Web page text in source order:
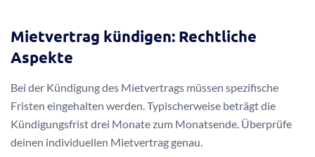
Mietvertrag kündigen: Rechtliche
Aspekte
Bei der Kündigung des Mietvertrags müssen spezifische
Fristen eingehalten werden. Typischerweise beträgt die
Kündigungsfrist drei Monate zum Monatsende. Überprüfe
deinen individuellen Mietvertrag genau.